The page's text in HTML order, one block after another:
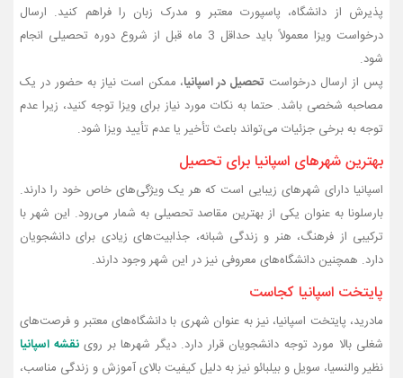
پذیرش از دانشگاه، پاسپورت معتبر و مدرک زبان را فراهم کنید. ارسال
درخواست ویزا معمولاً باید حداقل 3 ماه قبل از شروع دوره تحصیلی انجام
شود.
پس از ارسال درخواست تحصیل در اسپانیا، ممکن است نیاز به حضور در یک
مصاحبه شخصی باشد. حتما به نکات مورد نیاز برای ویزا توجه کنید، زیرا عدم
توجه به برخی جزئیات می‌تواند باعث تأخیر یا عدم تأیید ویزا شود.
بهترین شهرهای اسپانیا برای تحصیل
اسپانیا دارای شهرهای زیبایی است که هر یک ویژگی‌های خاص خود را دارند.
بارسلونا به عنوان یکی از بهترین مقاصد تحصیلی به شمار می‌رود. این شهر با
ترکیبی از فرهنگ، هنر و زندگی شبانه، جذابیت‌های زیادی برای دانشجویان
دارد. همچنین دانشگاه‌های معروفی نیز در این شهر وجود دارند.
پایتخت اسپانیا کجاست
مادرید، پایتخت اسپانیا، نیز به عنوان شهری با دانشگاه‌های معتبر و فرصت‌های
شغلی بالا مورد توجه دانشجویان قرار دارد. دیگر شهرها بر روینقشه اسپانیا
نظیر والنسیا، سویل و بیلبائو نیز به دلیل کیفیت بالای آموزش و زندگی مناسب،